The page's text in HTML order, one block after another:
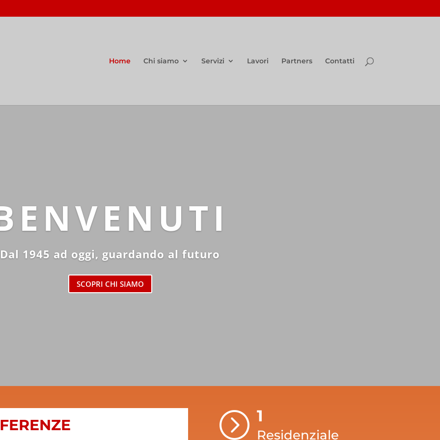
Home Chi siamo Servizi Lavori Partners Contatti
Dal 1945 ad oggi, guardando al futuro
SCOPRI CHI SIAMO
= 1
Residenziale